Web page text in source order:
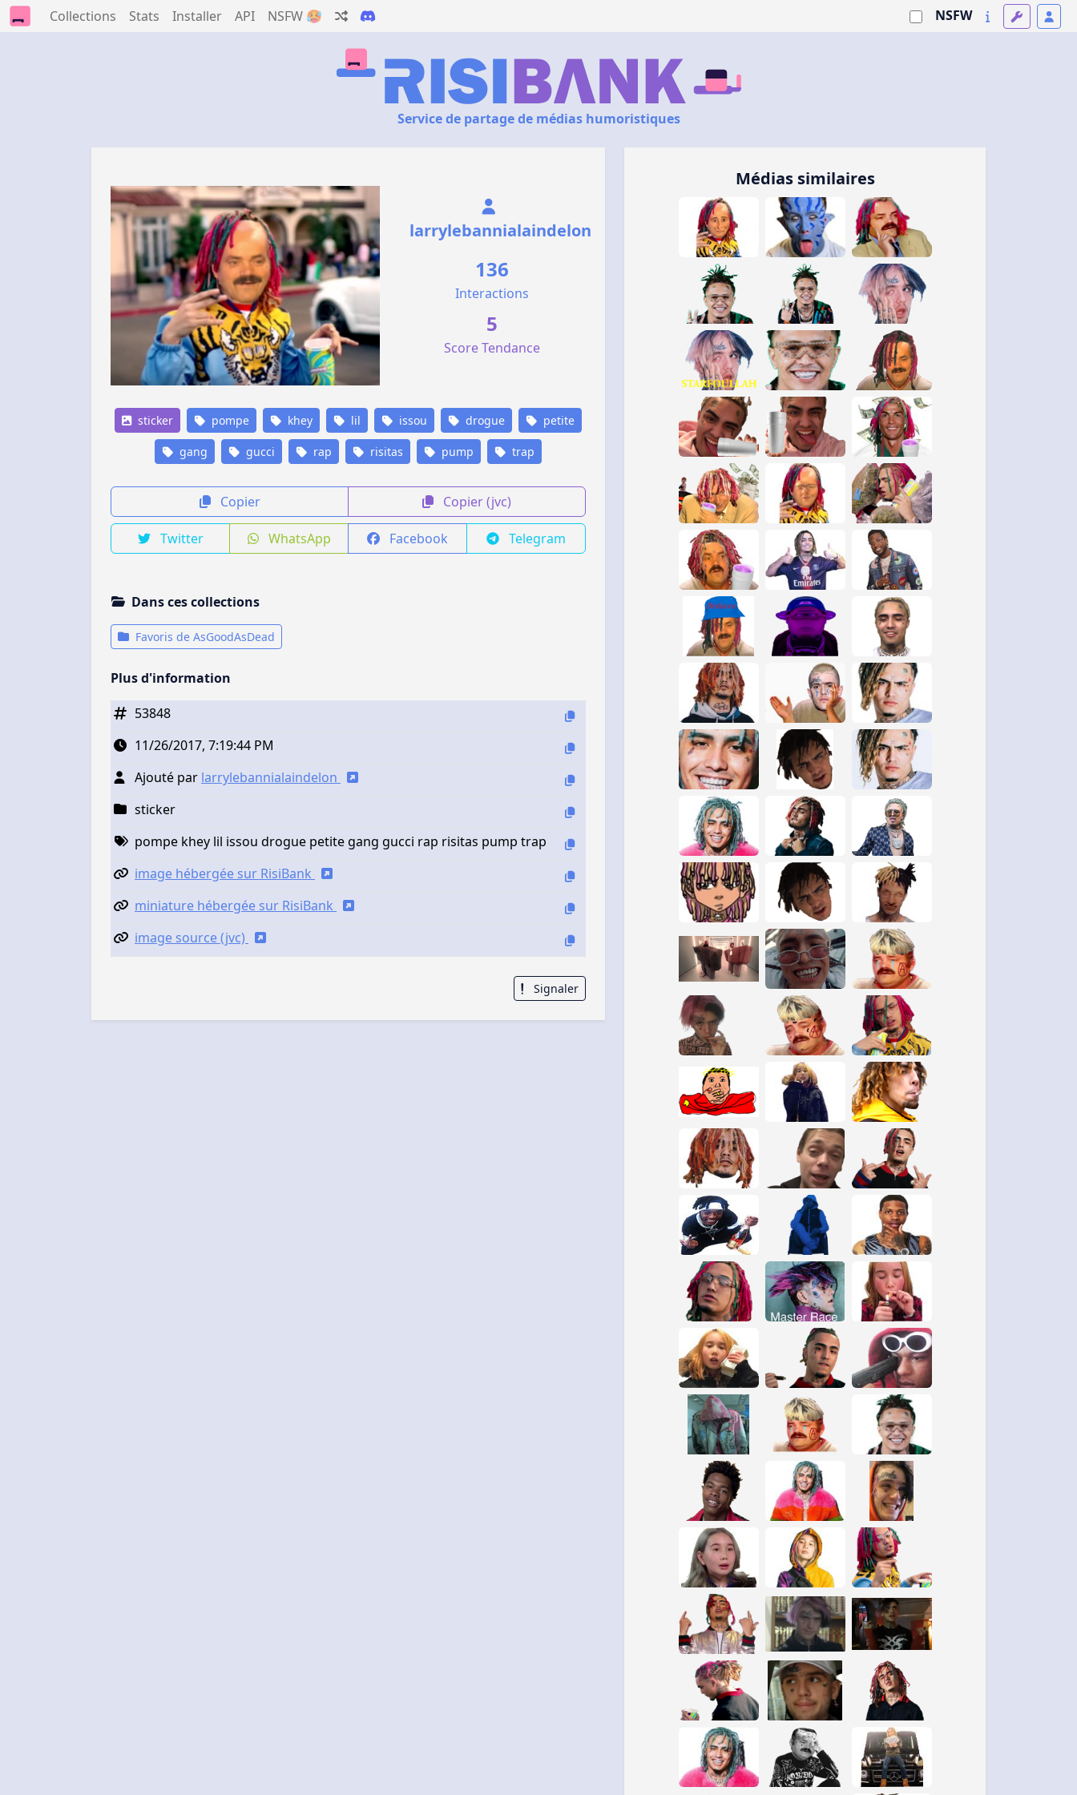
Collections Stats Installer API NSFW 🥵 NSFW
Service de partage de médias humoristiques
larrylebannialaindelon
136
Interactions
5
Score Tendance
sticker pompe khey lil issou drogue petite
gang gucci rap risitas pump trap
Copier Copier (jvc)
Twitter WhatsApp Facebook Telegram
Dans ces collections
Favoris de AsGoodAsDead
Plus d'information
53848
11/26/2017, 7:19:44 PM
Ajouté par larrylebannialaindelon
sticker
pompe khey lil issou drogue petite gang gucci rap risitas pump trap
image hébergée sur RisiBank
miniature hébergée sur RisiBank
image source (jvc)
Signaler
Médias similaires